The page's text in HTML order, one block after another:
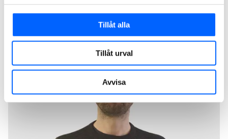
Tillåt alla
Tillåt urval
Avvisa
också ringa oss på 020-456 000.